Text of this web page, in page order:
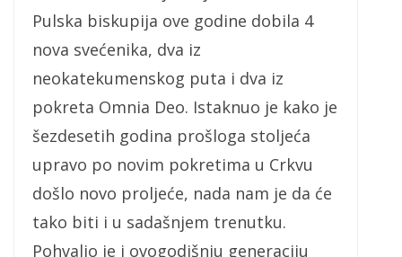
Pulska biskupija ove godine dobila 4
nova svećenika, dva iz
neokatekumenskog puta i dva iz
pokreta Omnia Deo. Istaknuo je kako je
šezdesetih godina prošloga stoljeća
upravo po novim pokretima u Crkvu
došlo novo proljeće, nada nam je da će
tako biti i u sadašnjem trenutku.
Pohvalio je i ovogodišnju generaciju